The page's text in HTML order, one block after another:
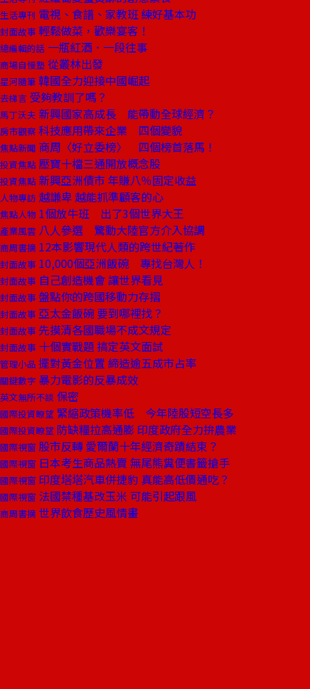
生活專刊 電視、食譜、家教班 練好基本功
封面故事 輕鬆做菜，歡樂宴客！
總編輯的話 一瓶紅酒．一段往事
商場自慢塾 從叢林出發
星河隨筆 韓國全力迎接中國崛起
去梯言 受夠教訓了嗎？
馬丁沃夫 新興國家高成長 能帶動全球經濟？
房市觀察 科技應用帶來企業 四個變貌
焦點新聞 商周〈好立委榜〉 四個榜首落馬！
投資焦點 壓寶十檔三通開放概念股
投資焦點 新興亞洲債市 年賺八％固定收益
人物專訪 越謙卑 越能抓準顧客的心
焦點人物 1個放牛班 出了3個世界大王
產業風雲 八人參選 驚動大陸官方介入協調
商周書摘 12本影響現代人類的跨世紀著作
封面故事 10,000個亞洲飯碗 專找台灣人！
封面故事 自己創造機會 讓世界看見
封面故事 盤點你的跨國移動力存摺
封面故事 亞太金飯碗 要到哪裡找？
封面故事 先摸清各國職場不成文規定
封面故事 十個實戰題 搞定英文面試
管理小品 擺對黃金位置 締造逾五成市占率
關鍵數字 暴力電影的反暴成效
英文無所不談 保密
國際投資瞭望 緊縮政策機率低 今年陸股短空長多
國際投資瞭望 防缺糧拉高通膨 印度政府全力拚農業
國際視窗 股市反轉 愛爾蘭十年經濟奇蹟結束？
國際視窗 日本考生商品熱賣 無尾熊糞便書籤搶手
國際視窗 印度塔塔汽車併捷豹 真能高低價通吃？
國際視窗 法國禁種基改玉米 可能引起跟風
商周書摘 世界飲食歷史風情畫